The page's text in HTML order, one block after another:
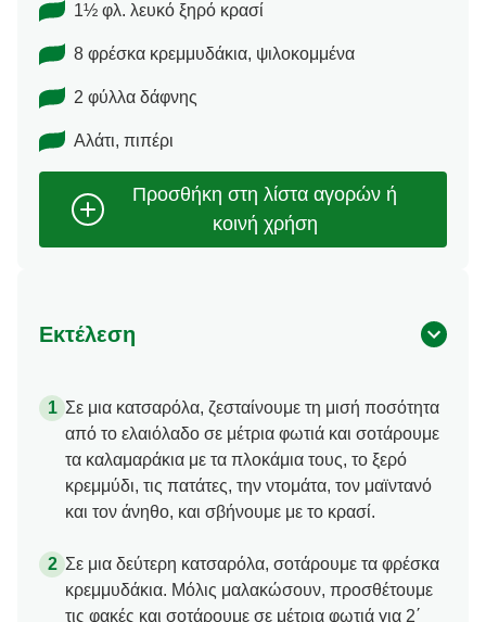
1½ φλ. λευκό ξηρό κρασί
8 φρέσκα κρεμμυδάκια, ψιλοκομμένα
2 φύλλα δάφνης
Αλάτι, πιπέρι
Εκτέλεση
Σε μια κατσαρόλα, ζεσταίνουμε τη μισή ποσότητα
από το ελαιόλαδο σε μέτρια φωτιά και σοτάρουμε
τα καλαμαράκια με τα πλοκάμια τους, το ξερό
κρεμμύδι, τις πατάτες, την ντομάτα, τον μαϊντανό
και τον άνηθο, και σβήνουμε με το κρασί.
Σε μια δεύτερη κατσαρόλα, σοτάρουμε τα φρέσκα
κρεμμυδάκια. Μόλις μαλακώσουν, προσθέτουμε
τις φακές και σοτάρουμε σε μέτρια φωτιά για 2΄